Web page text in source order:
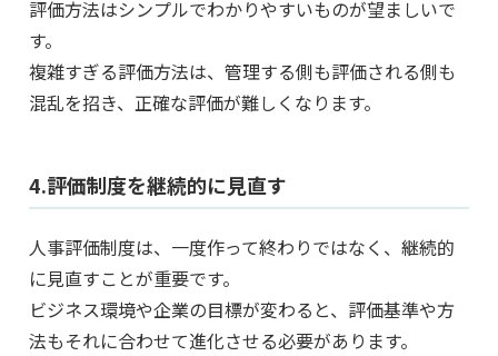
評価方法はシンプルでわかりやすいものが望ましいで
す。
複雑すぎる評価方法は、管理する側も評価される側も
混乱を招き、正確な評価が難しくなります。
4.評価制度を継続的に見直す
人事評価制度は、一度作って終わりではなく、継続的
に見直すことが重要です。
ビジネス環境や企業の目標が変わると、評価基準や方
法もそれに合わせて進化させる必要があります。